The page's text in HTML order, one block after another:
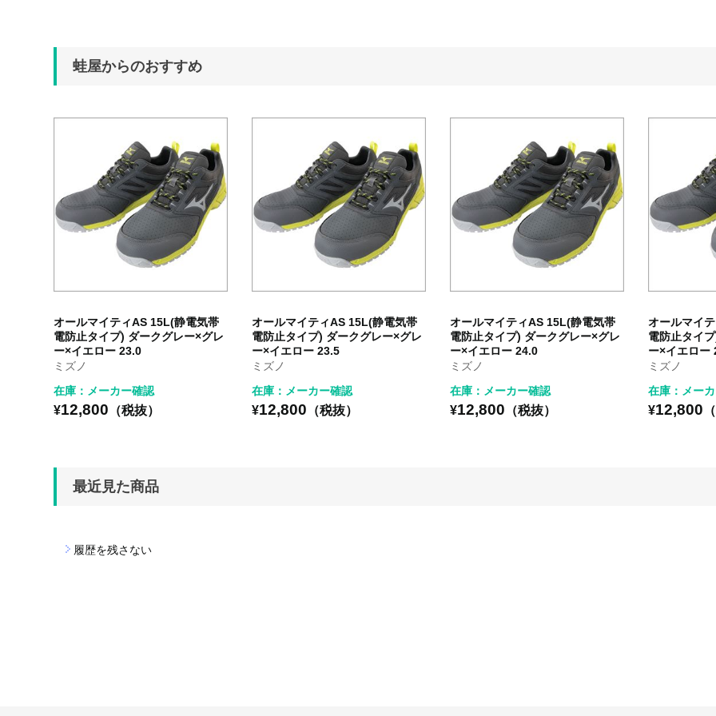
蛙屋からのおすすめ
オールマイティAS 15L(静電気帯
電防止タイプ) ダークグレー×グレ
ー×イエロー 23.0
ミズノ
在庫：メーカー確認
¥12,800 （税抜）
オールマイティAS 15L(静電気帯
電防止タイプ) ダークグレー×グレ
ー×イエロー 23.5
ミズノ
在庫：メーカー確認
¥12,800 （税抜）
オールマイティAS 15L(静電気帯
電防止タイプ) ダークグレー×グレ
ー×イエロー 24.0
ミズノ
在庫：メーカー確認
¥12,800 （税抜）
オールマイ
電防止タイ
ー×イエロー
ミズノ
在庫：メー
¥12,800
最近見た商品
履歴を残さない